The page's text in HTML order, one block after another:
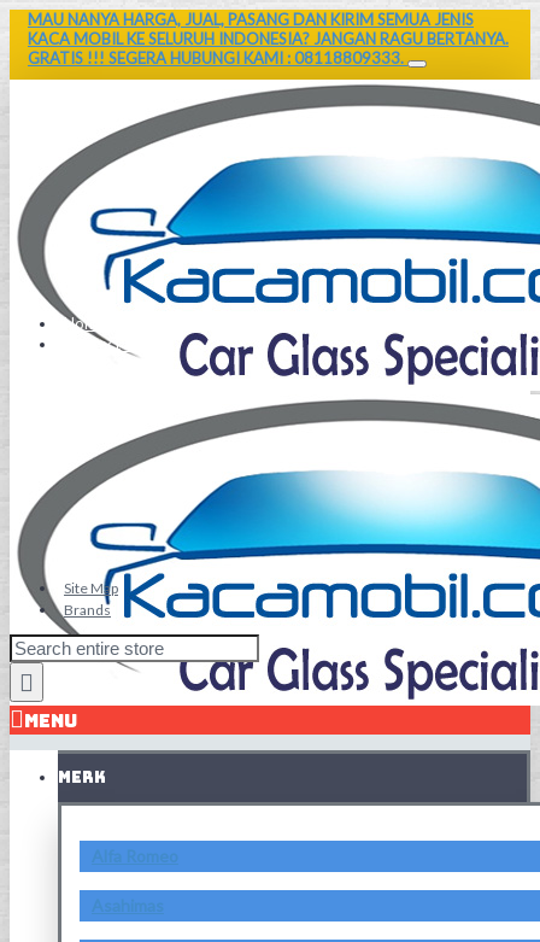
MAU NANYA HARGA, JUAL, PASANG DAN KIRIM SEMUA JENIS
KACA MOBIL KE SELURUH INDONESIA? JANGAN RAGU BERTANYA.
GRATIS !!! SEGERA HUBUNGI KAMI : 08118809333.
Home
Contact Us
Site Map
Brands
MENU
MERK
Alfa Romeo
Asahimas